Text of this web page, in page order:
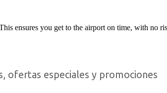
ensures you get to the airport on time, with no
ofertas especiales y promociones